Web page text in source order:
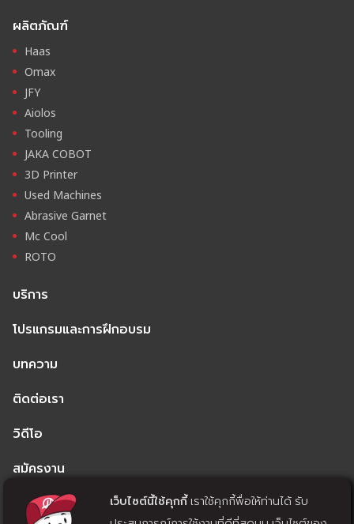
ผลิตภัณฑ์
Haas
Omax
JFY
Aiolos
Tooling
JAKA COBOT
3D Printer
Used Machines
Abrasive Garnet
Mc Cool
ROTO
บริการ
โปรแกรมและการฝึกอบรม
บทความ
ติดต่อเรา
วิดีโอ
สมัครงาน
นโยบายความเป็นส่วนตัวเว็บไซต์นี้ใช้คุกกี้เราใช้คุกกี้พื่อให้ท่านได้ รับ